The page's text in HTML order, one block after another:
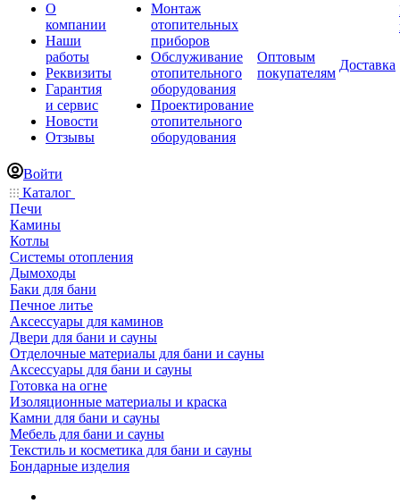
О
компании
Наши
работы
Реквизиты
Гарантия
и сервис
Новости
Отзывы
Монтаж
отопительных
приборов
Обслуживание
отопительного
оборудования
Проектирование
отопительного
оборудования
Оптовым
покупателям
Доставка
Войти
Каталог
Печи
Камины
Котлы
Системы отопления
Дымоходы
Баки для бани
Печное литье
Аксессуары для каминов
Двери для бани и сауны
Отделочные материалы для бани и сауны
Аксессуары для бани и сауны
Готовка на огне
Изоляционные материалы и краска
Камни для бани и сауны
Мебель для бани и сауны
Текстиль и косметика для бани и сауны
Бондарные изделия